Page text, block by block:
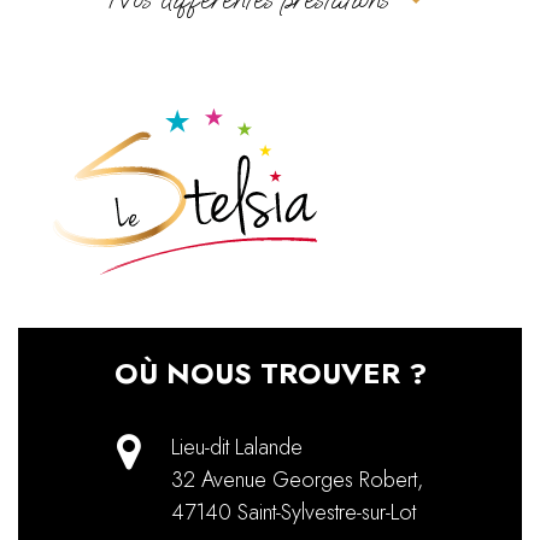
OÙ NOUS TROUVER ?
Lieu-dit Lalande
32 Avenue Georges Robert,
47140 Saint-Sylvestre-sur-Lot